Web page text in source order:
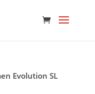
Evolution SL